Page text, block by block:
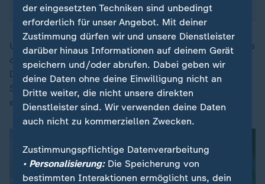
Und US-Präsident Donald Trump
macht kein Geheimnis
daraus, dass er diese Dominanz als geopolitisches
Druckmittel versteht. "Wir sind weltweit führend in
Sachen KI und wir wollen, dass das so bleibt", stellte
er Anfang Juni klar.
der eingesetzten Techniken sind unbedingt
erforderlich für unser Angebot. Mit deiner
Zustimmung dürfen wir und unsere Dienstleister
darüber hinaus Informationen auf deinem Gerät
speichern und/oder abrufen. Dabei geben wir
deine Daten ohne deine Einwilligung nicht an
Dritte weiter, die nicht unsere direkten
Dienstleister sind. Wir verwenden deine Daten
auch nicht zu kommerziellen Zwecken.
Zustimmungspflichtige Datenverarbeitung
• Personalisierung:Die Speicherung von
bestimmten Interaktionen ermöglicht uns, dein